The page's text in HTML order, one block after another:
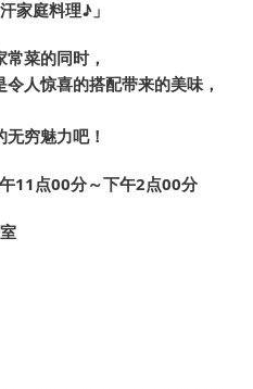
家庭料理♪」
菜的同时，
人惊喜的搭配带来的美味，
穷魅力吧！
11点00分～下午2点00分